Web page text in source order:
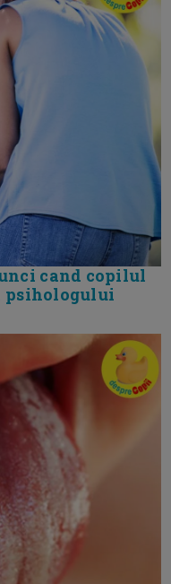
cand copilul
psihologului